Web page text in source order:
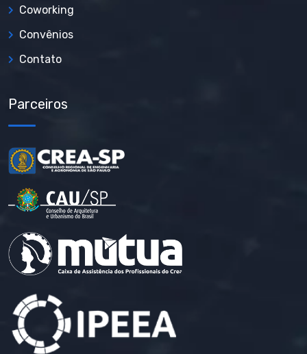
Coworking
Convênios
Contato
Parceiros